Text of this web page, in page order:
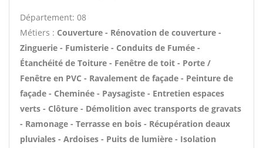
Département: 08
Métiers : Couverture - Rénovation de couverture -
Zinguerie - Fumisterie - Conduits de Fumée -
Étanchéité de Toiture - Fenêtre de toit - Porte /
Fenêtre en PVC - Ravalement de façade - Peinture de
façade - Cheminée - Paysagiste - Entretien espaces
verts - Clôture - Démolition avec transports de gravats
- Ramonage - Terrasse en bois - Récupération deaux
pluviales - Ardoises - Puits de lumière - Isolation